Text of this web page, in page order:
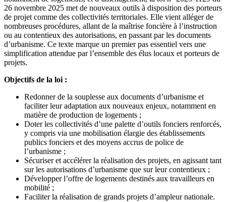
26 novembre 2025 met de nouveaux outils à disposition des porteurs
de projet comme des collectivités territoriales. Elle vient alléger de
nombreuses procédures, allant de la maîtrise foncière à l’instruction
ou au contentieux des autorisations, en passant par les documents
d’urbanisme. Ce texte marque un premier pas essentiel vers une
simplification attendue par l’ensemble des élus locaux et porteurs de
projets.
Objectifs de la loi :
Redonner de la souplesse aux documents d’urbanisme et
faciliter leur adaptation aux nouveaux enjeux, notamment en
matière de production de logements ;
Doter les collectivités d’une palette d’outils fonciers renforcés,
y compris via une mobilisation élargie des établissements
publics fonciers et des moyens accrus de police de
l’urbanisme ;
Sécuriser et accélérer la réalisation des projets, en agissant tant
sur les autorisations d’urbanisme que sur leur contentieux ;
Développer l’offre de logements destinés aux travailleurs en
mobilité ;
Faciliter la réalisation de grands projets d’ampleur nationale.